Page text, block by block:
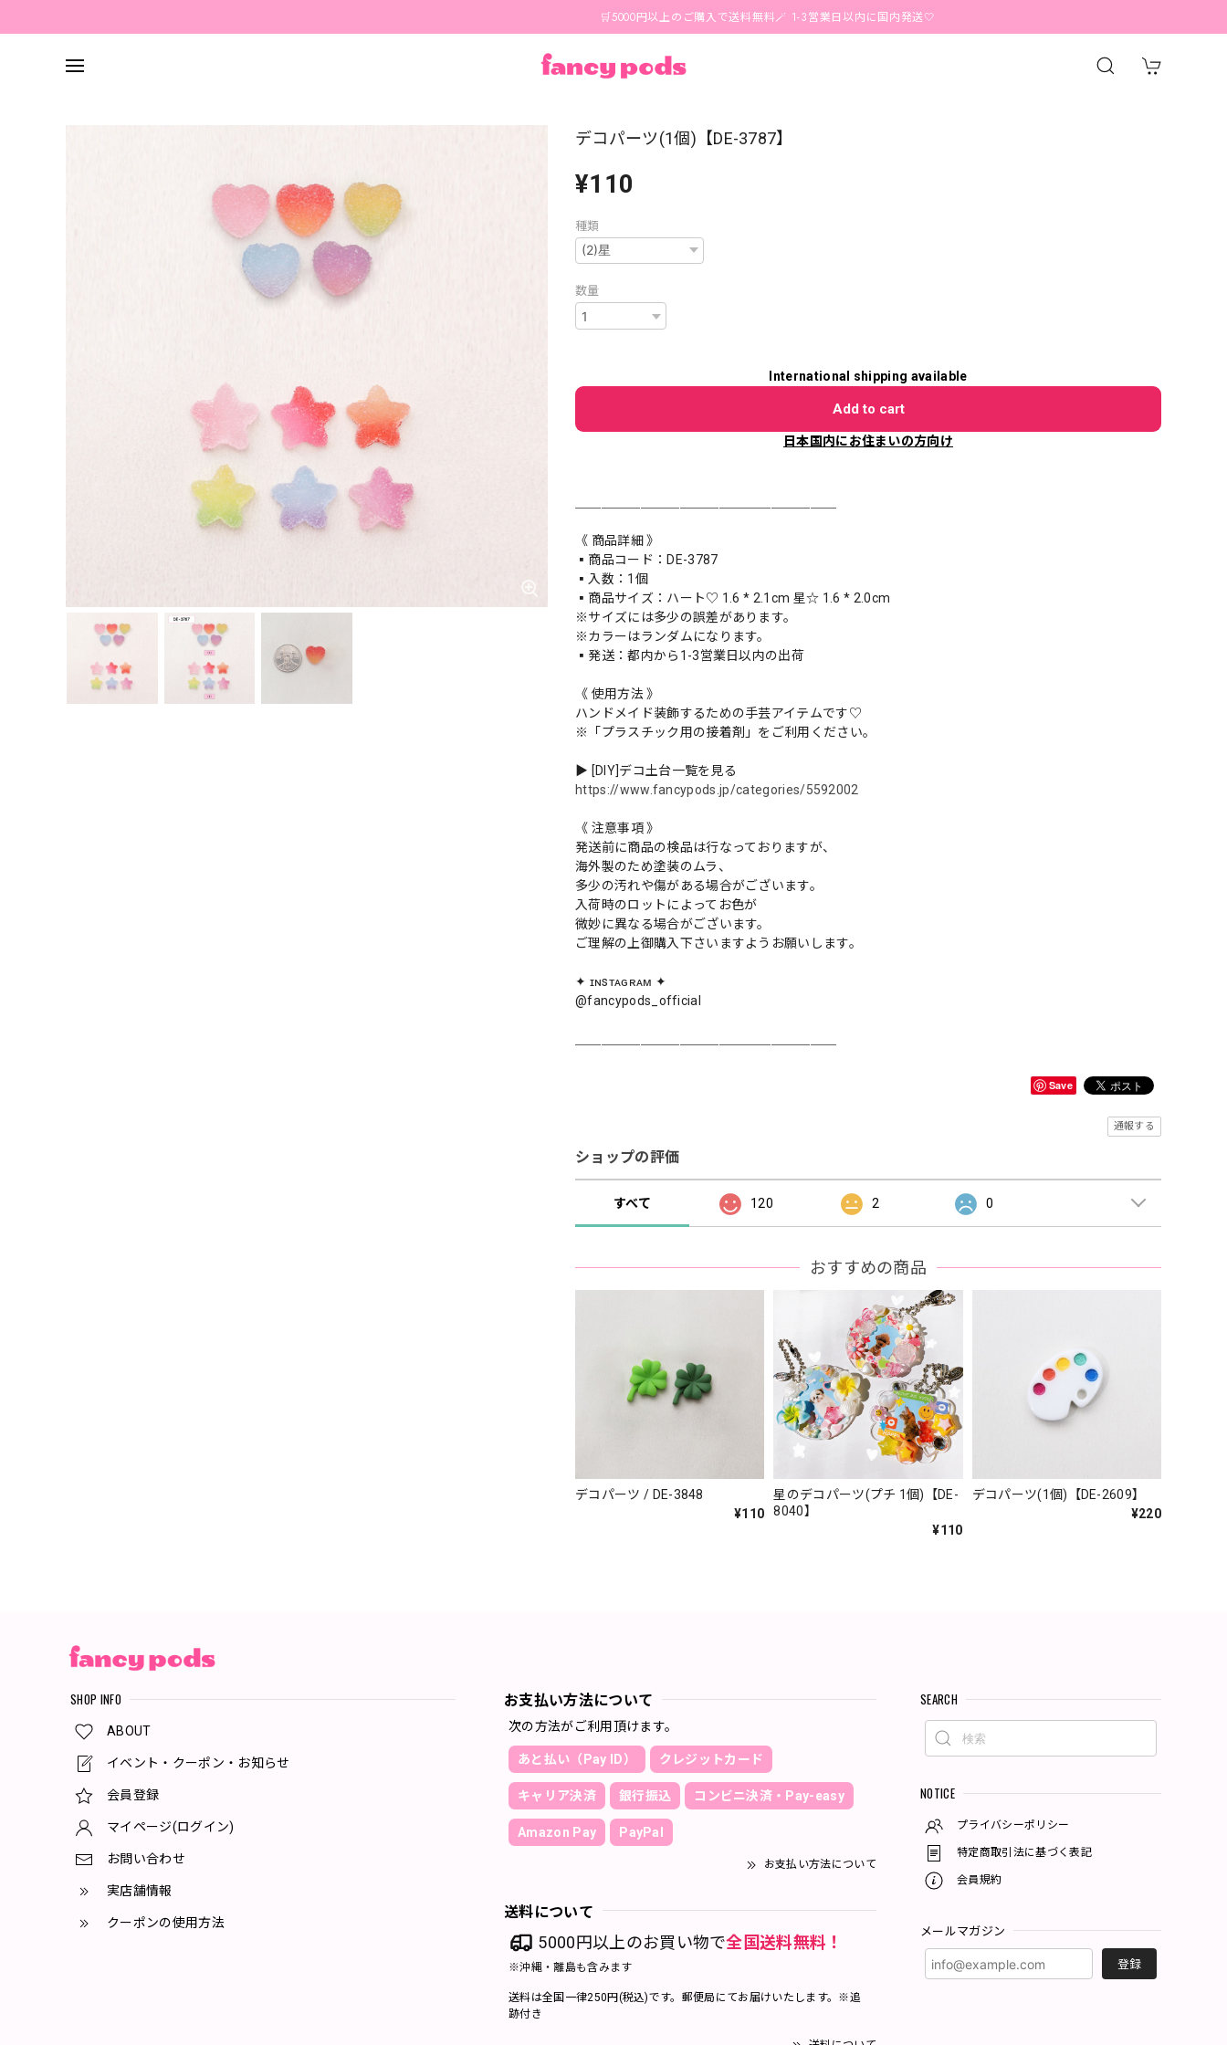
🛒5000円以上のご購入で送料無料🪄 1-3営業日以内に国内発送🤍
デコパーツ(1個)【DE-3787】
¥110
種類
数量
International shipping available
Add to cart
日本国内にお住まいの方向け
《 商品詳細 》
▪️商品コード：DE-3787
▪️入数：1個
▪️商品サイズ：ハート♡ 1.6 * 2.1cm 星☆ 1.6 * 2.0cm
※サイズには多少の誤差があります。
※カラーはランダムになります。
▪️発送：都内から1-3営業日以内の出荷
《 使用方法 》
ハンドメイド装飾するための手芸アイテムです♡
※「プラスチック用の接着剤」をご利用ください。
▶︎ [DIY]デコ土台一覧を見る
https://www.fancypods.jp/categories/5592002
《 注意事項 》
発送前に商品の検品は行なっておりますが、
海外製のため塗装のムラ、
多少の汚れや傷がある場合がございます。
入荷時のロットによってお色が
微妙に異なる場合がございます。
ご理解の上御購入下さいますようお願いします。
✦ ɪɴsᴛᴀɢʀᴀᴍ ✦
@fancypods_official
Save
通報する
ショップの評価
すべて 120 2 0
おすすめの商品
デコパーツ / DE-3848
¥110
星のデコパーツ(プチ 1個)【DE-
8040】
¥110
デコパーツ(1個)【DE-2609】
¥220
SHOP INFO
ABOUT
イベント・クーポン・お知らせ
会員登録
マイページ(ログイン)
お問い合わせ
実店舗情報
クーポンの使用方法
お支払い方法について
次の方法がご利用頂けます。
あと払い（Pay ID） クレジットカード
キャリア決済 銀行振込 コンビニ決済・Pay-easy
Amazon Pay PayPal
お支払い方法について
送料について
5000円以上のお買い物で全国送料無料！
※沖縄・離島も含みます
送料は全国一律250円(税込)です。郵便局にてお届けいたします。※追
跡付き
SEARCH
NOTICE
プライバシーポリシー
特定商取引法に基づく表記
会員規約
メールマガジン
登録